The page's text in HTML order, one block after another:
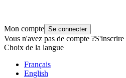
Mon compte Se connecter
Vous n'avez pas de compte ?S'inscrire
Choix de la langue
Français
English